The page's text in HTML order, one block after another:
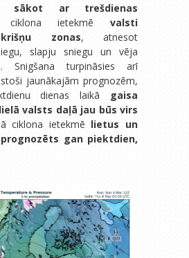
sākot ar trešdienas
ciklona ietekmē valsti
zonas, atnesot
slapju sniegu un vēja
Snigšana turpināsies arī
jaunākajām prognozēm,
dienas laikā
gaisa
valsts daļā jau būs virs
ciklona ietekmē lietus un
gan piektdien,